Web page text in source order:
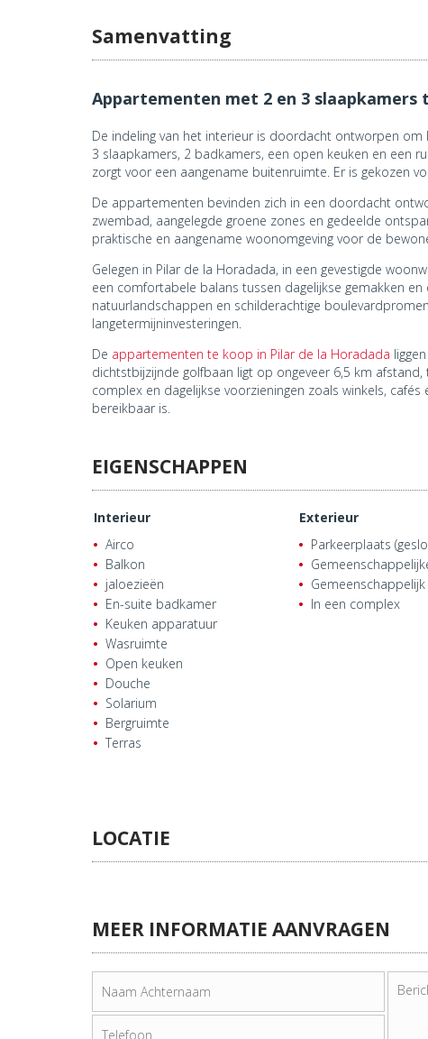
Samenvatting
Appartementen met 2 en 3
De indeling van het interieur is doordacht ontworpen
3 slaapkamers, 2 badkamers, een open keuken en een
zorgt voor een aangename buitenruimte. Er is gekozen
De appartementen bevinden zich in een doordacht
zwembad, aangelegde groene zones en gedeelde
praktische en aangename woonomgeving voor de
Gelegen in Pilar de la Horadada, in een gevestigde
een comfortabele balans tussen dagelijkse gemakken
natuurlandschappen en schilderachtige
langetermijninvesteringen.
De appartementen te koop in Pilar de la Horadada
dichtstbijzijnde golfbaan ligt op ongeveer 6,5 km
complex en dagelijkse voorzieningen zoals winkels,
bereikbaar is.
EIGENSCHAPPEN
Interieur
Airco
Balkon
jaloezieën
En-suite badkamer
Keuken apparatuur
Wasruimte
Open keuken
Douche
Solarium
Bergruimte
Terras
Exterieur
Parkeerplaats
In een complex
LOCATIE
MEER INFORMATIE AANVRAGEN